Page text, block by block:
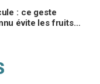
: ce geste
évite les fruits